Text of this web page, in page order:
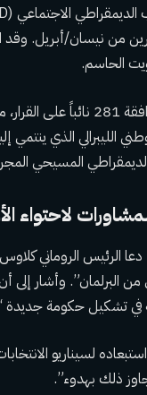
من نيسان/أبريل. وقد
الحاسم.
أسفر التصويت عن
الليبرالي الذي ينتمي
المسيحي
لاحتواء
الرئيس الروماني
من البرلمان”. وأشار
في تشكيل حكومة جديدة
لسيناريو
ذلك بهدوء”.